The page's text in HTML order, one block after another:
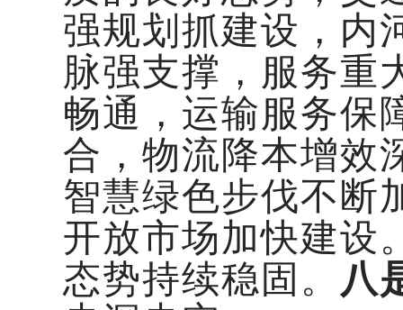
强规划抓建设，内
脉强支撑，服务重
畅通，运输服务保
合，物流降本增效
智慧绿色步伐不断
开放市场加快建设
态势持续稳固。 八